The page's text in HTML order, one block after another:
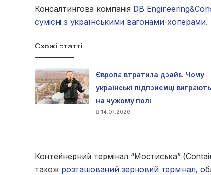
Консалтингова компанія DB
сумісні з українськими вагонами-хоперами.
Схожі статті
Європа втратила драйв. Чому
українські підприємці виграють
на чужому полі
14.01.2026
Контейнерний термінал “Мостиська”
також розташований зерновий термінал,